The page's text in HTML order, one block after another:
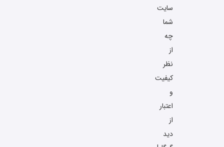
سایت
شما
چه
از
نظر
کیفیت
و
اعتبار
از
دید